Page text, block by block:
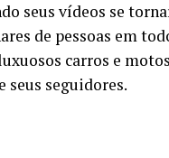
seus vídeos se
de pessoas em
carros e
seguidores.